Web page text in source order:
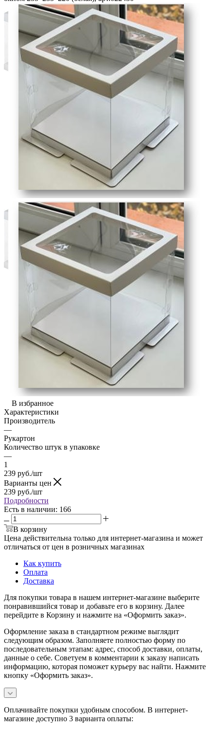
В избранное
Характеристики
Производитель
—
Рукартон
Количество штук в упаковке
—
1
239 руб./шт
Варианты цен
239 руб./шт
Подробности
Есть в наличии: 166
В корзину
Цена действительна только для интернет-магазина и может
отличаться от цен в розничных магазинах
Как купить
Оплата
Доставка
Для покупки товара в нашем интернет-магазине выберите
понравившийся товар и добавьте его в корзину. Далее
перейдите в Корзину и нажмите на «Оформить заказ».
Оформление заказа в стандартном режиме выглядит
следующим образом. Заполняете полностью форму по
последовательным этапам: адрес, способ доставки, оплаты,
данные о себе. Советуем в комментарии к заказу написать
информацию, которая поможет курьеру вас найти. Нажмите
кнопку «Оформить заказ».
Оплачивайте покупки удобным способом. В интернет-
магазине доступно 3 варианта оплаты: